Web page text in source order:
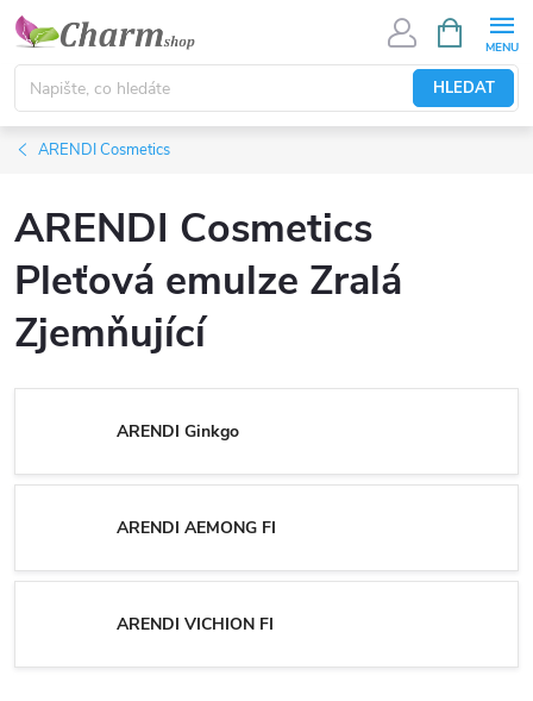
Přejít
obsah
HLEDAT
NÁKUPNÍ
KOŠÍK
ARENDI Cosmetics
ARENDI Cosmetics
Pleťová emulze Zralá
Zjemňující
ARENDI Ginkgo
ARENDI AEMONG FI
ARENDI VICHION FI